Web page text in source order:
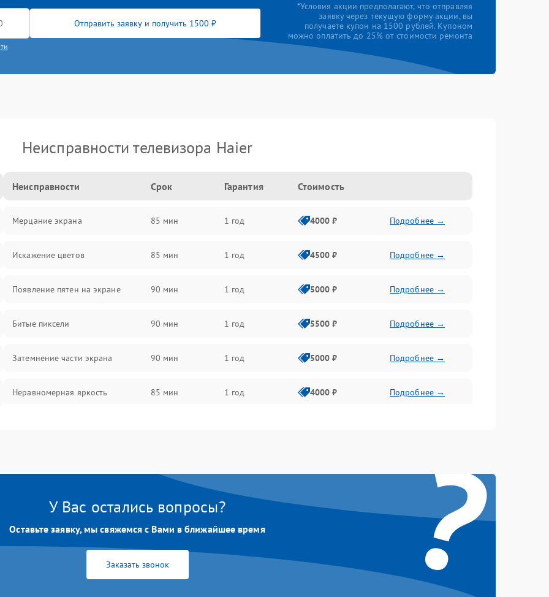
Отправить заявку и получить 1500 ₽
*Условия акции предполагают, что отправляя
заявку через текущую форму акции, вы
получаете купон на 1500 рублей. Купоном
можно оплатить до 25% от стоимости ремонта
Неисправности телевизора Haier
Неисправности Срок Гарантия Стоимость
Мерцание экрана 85 мин 1 год 4000 ₽ Подробнее →
Искажение цветов 85 мин 1 год 4500 ₽ Подробнее →
Появление пятен на экране 90 мин 1 год 5000 ₽ Подробнее →
Битые пиксели 90 мин 1 год 5500 ₽ Подробнее →
Затемнение части экрана 90 мин 1 год 5000 ₽ Подробнее →
Неравномерная яркость 85 мин 1 год 4000 ₽ Подробнее →
?
У Вас остались вопросы?
Оставьте заявку, мы свяжемся с Вами в ближайшее время
Заказать звонок